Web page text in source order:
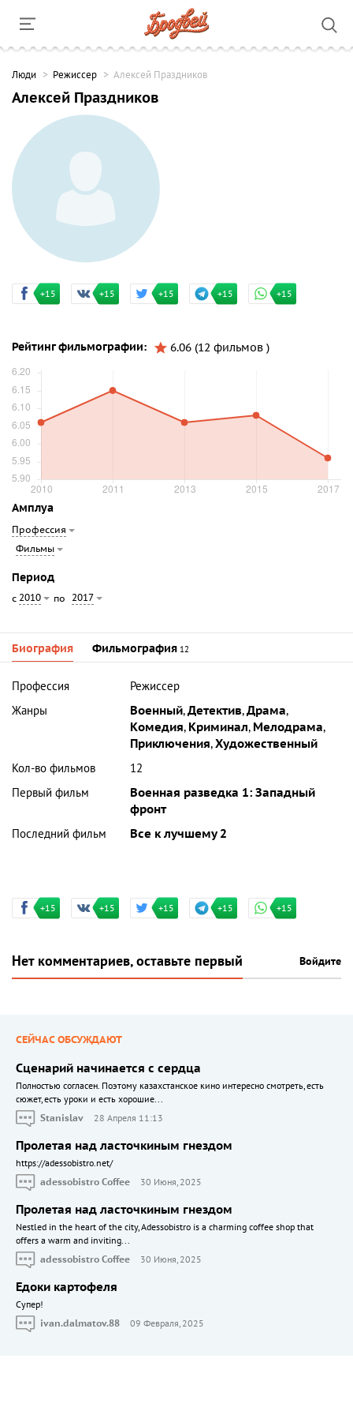
Люди Режиссер Алексей Праздников
Алексей Праздников
+15 +15 +15 +15 +15
Рейтинг фильмографии: 6.06 (12 фильмов )
Амплуа
Профессия
Фильмы
Период
с 2010 по 2017
Биография Фильмография 12
Профессия
Режиссер
Жанры
Военный,Детектив,Драма,
Комедия, Криминал, Мелодрама,
Приключения,Художественный
Кол-во фильмов
12
Первый фильм
Военная разведка 1: Западный
фронт
Последний фильм
Все к лучшему 2
+15 +15 +15 +15 +15
Нет комментариев, оставьте первый Войдите
СЕЙЧАС ОБСУЖДАЮТ
Сценарий начинается с сердца
Полностью согласен. Поэтому казахстанское кино интересно смотреть, есть
сюжет, есть уроки и есть хорошие...
Stanislav
28 Апреля 11:13
Пролетая над ласточкиным гнездом
https://adessobistro.net/
adessobistro Coffee
30 Июня, 2025
Пролетая над ласточкиным гнездом
Nestled in the heart of the city, Adessobistro is a charming coffee shop that
offers a warm and inviting...
adessobistro Coffee
30 Июня, 2025
Едоки картофеля
Cупер!
ivan.dalmatov.88
09 Февраля, 2025